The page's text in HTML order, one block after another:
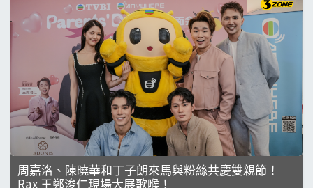
周嘉洛、陳曉華和丁子朗來馬與粉絲共慶雙親節！
Rax 王鄭浚仁現場大展歌喉！